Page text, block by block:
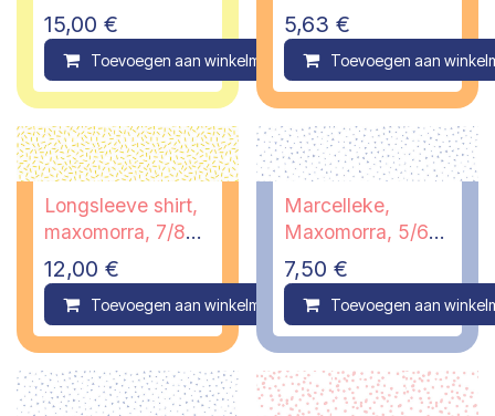
jaar - PI
15,00 €
Toevoegen aan winkelmandje Compare
maanden
5,63 €
Toevoegen aan
Longsleeve shirt,
maxomorra, 7/8
jaar
12,00 €
Toevoegen aan winkelmandje Compare
Marcelleke,
Maxomorra, 5/6
jaar - PI
7,50 €
Toevoegen aan